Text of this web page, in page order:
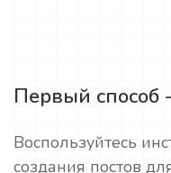
Первый способ
Воспользуйтесь
создания постов